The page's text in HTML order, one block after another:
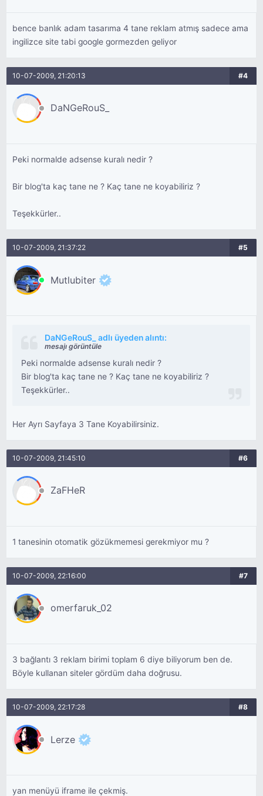
bence banlık adam tasarıma 4 tane reklam atmış sadece ama
ingilizce site tabi google gormezden geliyor
10-07-2009, 21:20:13 #4
DaNGeRouS_
Peki normalde adsense kuralı nedir ?
Bir blog'ta kaç tane ne ? Kaç tane ne koyabiliriz ?
Teşekkürler..
10-07-2009, 21:37:22 #5
Mutlubiter
DaNGeRouS_ adlı üyeden alıntı:
mesajı görüntüle
Peki normalde adsense kuralı nedir ?
Bir blog'ta kaç tane ne ? Kaç tane ne koyabiliriz ?
Teşekkürler..
Her Ayrı Sayfaya 3 Tane Koyabilirsiniz.
10-07-2009, 21:45:10 #6
ZaFHeR
1 tanesinin otomatik gözükmemesi gerekmiyor mu ?
10-07-2009, 22:16:00 #7
omerfaruk_02
3 bağlantı 3 reklam birimi toplam 6 diye biliyorum ben de.
Böyle kullanan siteler gördüm daha doğrusu.
10-07-2009, 22:17:28 #8
Lerze
yan menüyü iframe ile çekmiş.